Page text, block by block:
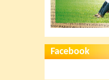
Facebook